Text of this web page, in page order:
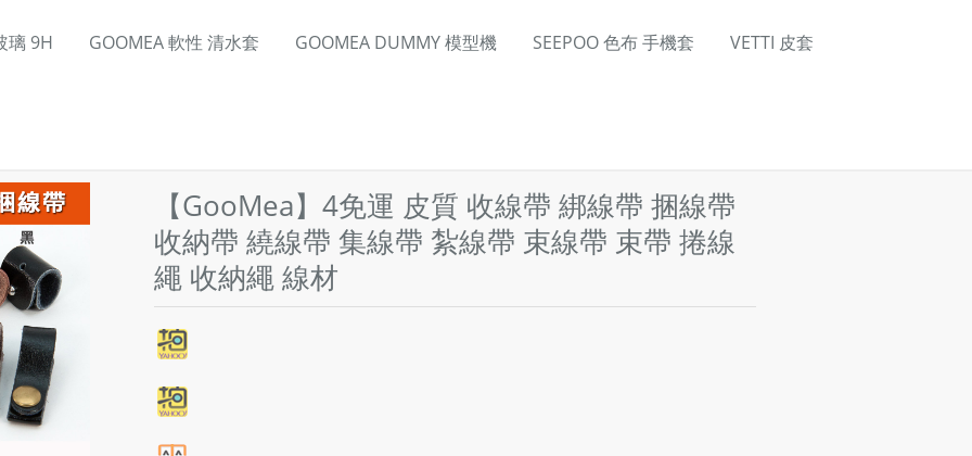
璃 9H GOOMEA 軟性 清水套 GOOMEA DUMMY 模型機 SEEPOO 色布 手機套 VETTI 皮套
【GooMea】4免運 皮質 收線帶 綁線帶 捆線帶
收納帶 繞線帶 集線帶 紮線帶 束線帶 束帶 捲線
繩 收納繩 線材